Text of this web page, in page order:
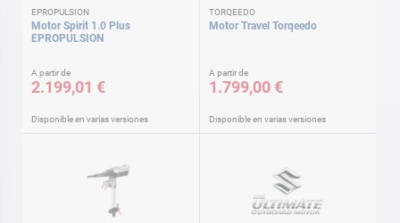
EPROPULSION
Motor Spirit 1.0 Plus
EPROPULSION
A partir de
2.199,01 €
Disponible en varias versiones
TORQEEDO
Motor Travel Torqeedo
A partir de
1.799,00 €
Disponible en varias versiones